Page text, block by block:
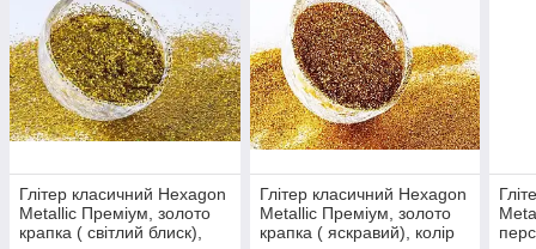
Глітер класичний Hexagon
Metallic Преміум, золото
крапка ( світлий блиск),
Глітер класичний Hexagon
Metallic Преміум, золото
крапка ( яскравий), колір